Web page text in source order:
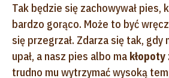
Tak będzie się zachowywał pies,
bardzo gorąco. Może to być
się przegrzał. Zdarza się tak,
upał, a nasz pies albo ma
trudno mu wytrzymać wysoką